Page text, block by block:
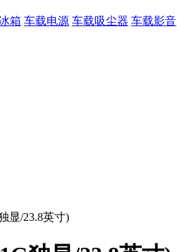
箱 车载电源 车载吸尘器 车载影音
显/23.8英寸)